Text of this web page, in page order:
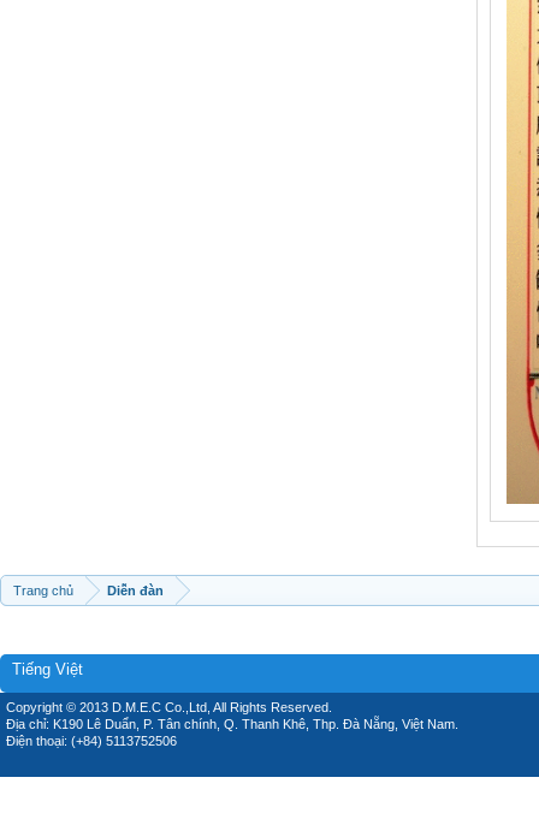
Trang chủ Diễn đàn
Tiếng Việt
Copyright © 2013 D.M.E.C Co.,Ltd, All Rights Reserved.
Địa chỉ: K190 Lê Duẩn, P. Tân chính, Q. Thanh Khê, Thp. Đà Nẵng, Việt Nam.
Điện thoại: (+84) 5113752506